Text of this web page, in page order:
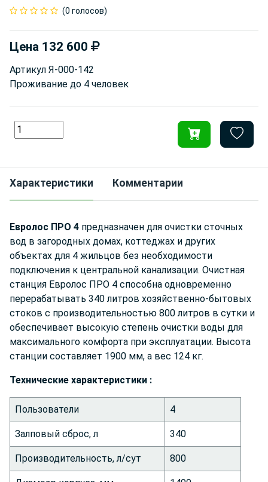
(0 голосов)
Цена 132 600
Артикул Я-000-142
Проживание до 4 человек
Характеристики Комментарии
Евролос ПРО 4 предназначен для очистки сточных
вод в загородных домах, коттеджах и других
объектах для 4 жильцов без необходимости
подключения к центральной канализации. Очистная
станция Евролос ПРО 4 способна одновременно
перерабатывать 340 литров хозяйственно-бытовых
стоков с производительностью 800 литров в сутки и
обеспечивает высокую степень очистки воды для
максимального комфорта при эксплуатации. Высота
станции составляет 1900 мм, а вес 124 кг.
Технические характеристики :
Пользователи 4
Залповый сброс, л 340
Производительность, л/сут 800